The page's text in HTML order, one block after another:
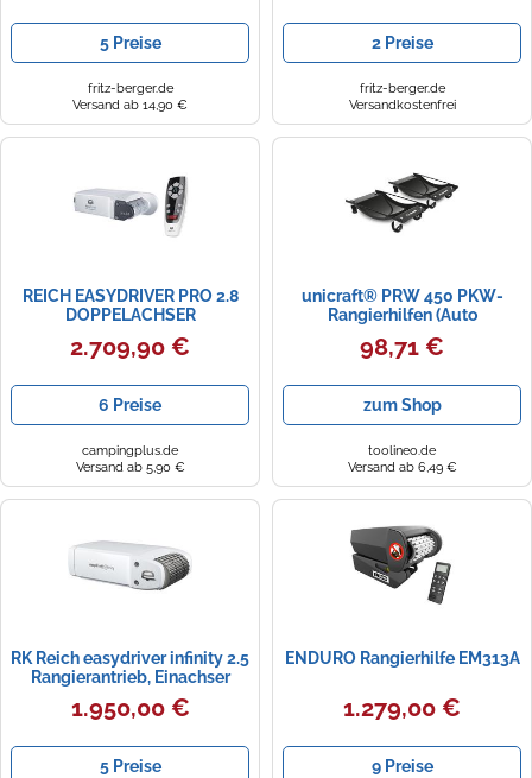
5 Preise
fritz-berger.de
Versand ab 14,90 €
2 Preise
fritz-berger.de
Versandkostenfrei
REICH EASYDRIVER PRO 2.8
DOPPELACHSER
WOHNWAGEN CARAVAN...
2.709,90 €
6 Preise
campingplus.de
Versand ab 5,90 €
unicraft® PRW 450 PKW-
Rangierhilfen (Auto
Werkstattausstattung)
98,71 €
zum Shop
toolineo.de
Versand ab 6,49 €
RK Reich easydriver infinity 2.5
Rangierantrieb, Einachser
1.950,00 €
5 Preise
ENDURO Rangierhilfe EM313A
1.279,00 €
9 Preise